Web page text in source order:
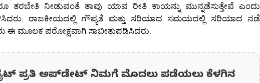
ನೀಡುವಂತೆ ತಾವು ಯಾವ ರೀತಿ ಕಾಯನ್ನು ಮುನ್ನಡೆಸುತ್ತೇವೆ ಎಂದು
ರಾಜಕೀಯದಲ್ಲಿ ಗೌಪ್ಯತೆ ಮತ್ತು ಸರಿಯಾದ ಸಮಯದಲ್ಲಿ ಸರಿಯಾದ ನಡೆ
ಈ ಮೂಲಕ ಪರೋಕ್ಷವಾಗಿ ಸಾಬೀತುಪಡಿಸಿದರು.
ಪ್ರತಿ ಅಪ್‌ಡೇಟ್‌ ನಿಮಗೆ ಮೊದಲು ಪಡೆಯಲು ಕೆಳಗಿನ